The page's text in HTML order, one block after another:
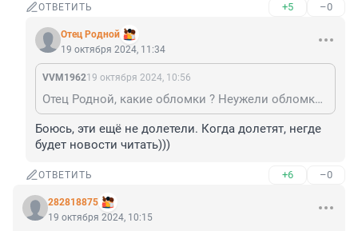
ОТВЕТИТЬ +5 –0
Отец Родной
19 октября 2024, 11:34
VVM196219 октября 2024, 10:56
Отец Родной, какие обломки ? Неужели обломки многополярного мира?
Боюсь, эти ещё не долетели. Когда долетят, негде
будет новости читать)))
ОТВЕТИТЬ +6 –0
282818875
19 октября 2024, 10:15